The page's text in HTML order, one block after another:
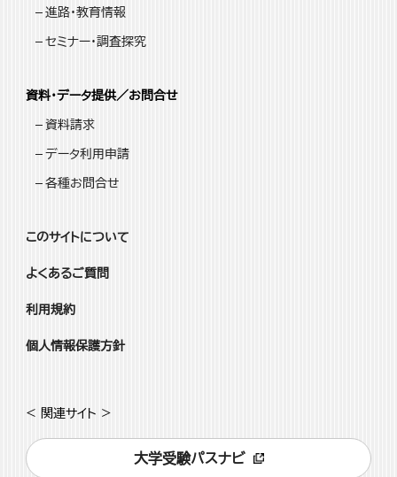
進路・教育情報
セミナー・調査探究
資料・データ提供／お問合せ
資料請求
データ利用申請
各種お問合せ
このサイトについて
よくあるご質問
利用規約
個人情報保護方針
< 関連サイト >
大学受験パスナビ